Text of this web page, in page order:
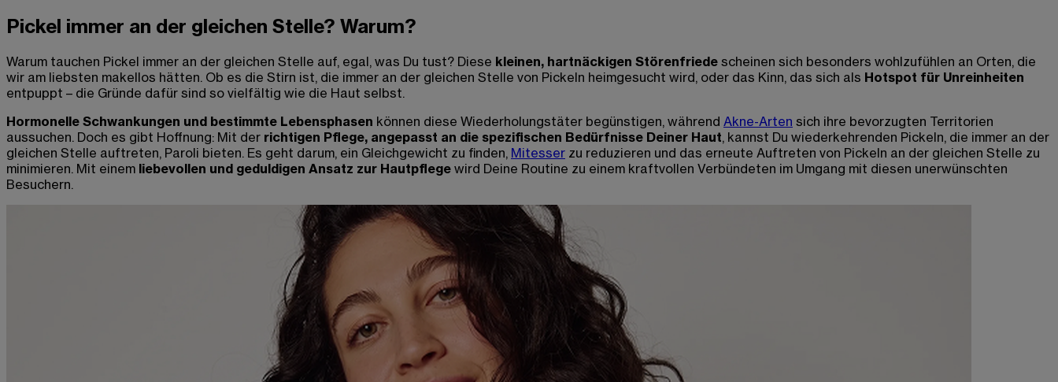
Pickel immer an der gleichen Stelle? Warum?
Warum tauchen Pickel immer an der gleichen Stelle auf, egal, was Du tust? Diese kleinen, hartnäckigen Störenfriede scheinen sich besonders wohlzufühlen an Orten, die
wir am liebsten makellos hätten. Ob es die Stirn ist, die immer an der gleichen Stelle von Pickeln heimgesucht wird, oder das Kinn, das sich als Hotspot für Unreinheiten
entpuppt – die Gründe dafür sind so vielfältig wie die Haut selbst.
Hormonelle Schwankungen und bestimmte Lebensphasen können diese Wiederholungstäter begünstigen, während Akne-Arten sich ihre bevorzugten Territorien
aussuchen. Doch es gibt Hoffnung: Mit der richtigen Pflege, angepasst an die spezifischen Bedürfnisse Deiner Haut, kannst Du wiederkehrenden Pickeln, die immer an der
gleichen Stelle auftreten, Paroli bieten. Es geht darum, ein Gleichgewicht zu finden, Mitesser zu reduzieren und das erneute Auftreten von Pickeln an der gleichen Stelle zu
minimieren. Mit einem liebevollen und geduldigen Ansatz zur Hautpflege wird Deine Routine zu einem kraftvollen Verbündeten im Umgang mit diesen unerwünschten
Besuchern.